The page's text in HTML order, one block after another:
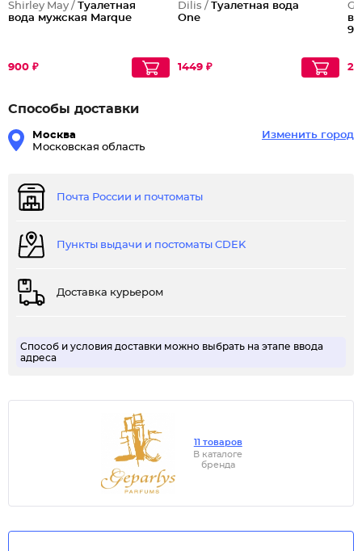
Shirley May / Туалетная
вода мужская Marque
900 ₽
Dilis / Туалетная вода
One
1449 ₽
9
Способы доставки
Москва
Московская область
Изменить город
Почта России и почтоматы
Пункты выдачи и постоматы CDEK
Доставка курьером
Способ и условия доставки можно выбрать на этапе ввода
адреса
11 товаров
В каталоге
бренда